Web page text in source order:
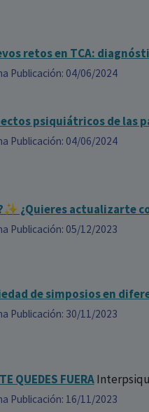
retos en TCA:
Publicación: 04/06/2024
psiquiátricos de las
Publicación: 04/06/2024
¿Quieres actualizarte
Publicación: 05/12/2023
de simposios en
Publicación: 30/11/2023
QUEDES FUERA
Publicación: 16/11/2023